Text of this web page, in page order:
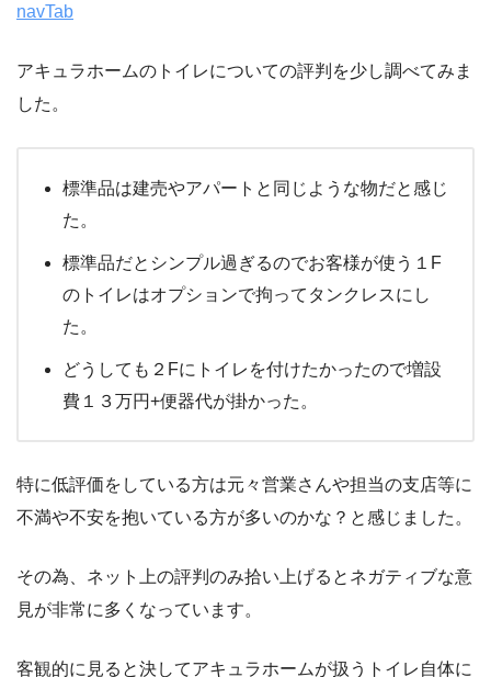
navTab
アキュラホームのトイレについての評判を少し調べてみま
した。
標準品は建売やアパートと同じような物だと感じ
た。
標準品だとシンプル過ぎるのでお客様が使う１F
のトイレはオプションで拘ってタンクレスにし
た。
どうしても２Fにトイレを付けたかったので増設
費１３万円+便器代が掛かった。
特に低評価をしている方は元々営業さんや担当の支店等に
不満や不安を抱いている方が多いのかな？と感じました。
その為、ネット上の評判のみ拾い上げるとネガティブな意
見が非常に多くなっています。
客観的に見ると決してアキュラホームが扱うトイレ自体に